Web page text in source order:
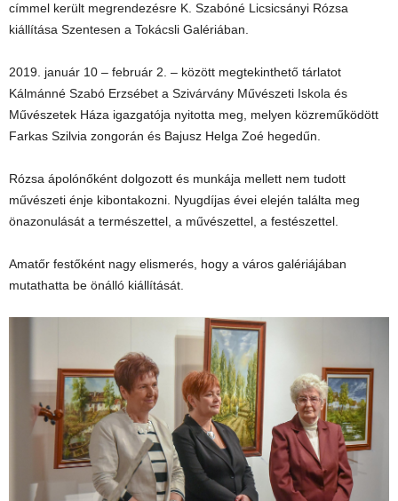
címmel került megrendezésre K. Szabóné Licsicsányi Rózsa
kiállítása Szentesen a Tokácsli Galériában.
2019. január 10 – február 2. – között megtekinthető tárlatot
Kálmánné Szabó Erzsébet a Szivárvány Művészeti Iskola és
Művészetek Háza igazgatója nyitotta meg, melyen közreműködött
Farkas Szilvia zongorán és Bajusz Helga Zoé hegedűn.
Rózsa ápolónőként dolgozott és munkája mellett nem tudott
művészeti énje kibontakozni. Nyugdíjas évei elején találta meg
önazonulását a természettel, a művészettel, a festészettel.
Amatőr festőként nagy elismerés, hogy a város galériájában
mutathatta be önálló kiállítását.